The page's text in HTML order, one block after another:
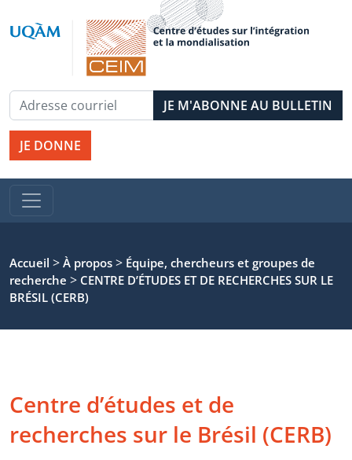
JE DONNE
Accueil > À propos > Équipe, chercheurs et groupes de
recherche > CENTRE D’ÉTUDES ET DE RECHERCHES SUR LE
BRÉSIL (CERB)
Centre d’études et de
recherches sur le Brésil (CERB)